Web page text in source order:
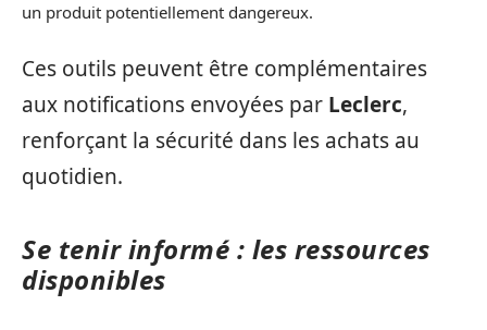
un produit potentiellement dangereux.
Ces outils peuvent être complémentaires
aux notifications envoyées par Leclerc,
renforçant la sécurité dans les achats au
quotidien.
Se tenir informé : les ressources
disponibles